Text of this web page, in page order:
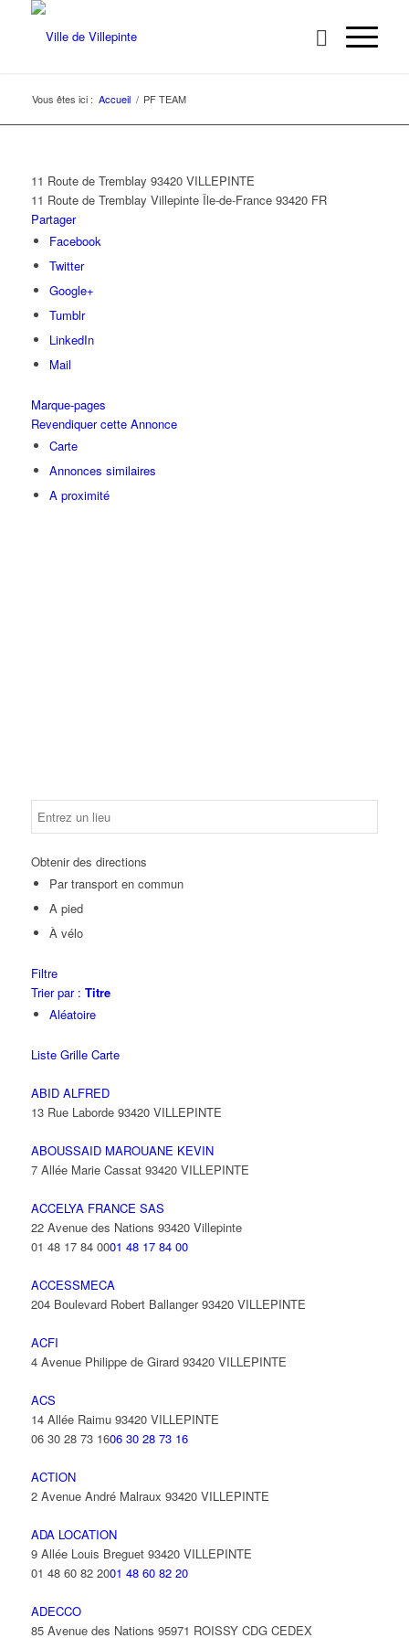
Vous êtes ici : Accueil / PF TEAM
11 Route de Tremblay 93420 VILLEPINTE
11 Route de Tremblay Villepinte Île-de-France 93420 FR
Partager
Facebook
Twitter
Google+
Tumblr
LinkedIn
Mail
Marque-pages
Revendiquer cette Annonce
Carte
Annonces similaires
A proximité
Obtenir des directions
Par transport en commun
A pied
À vélo
Filtre
Trier par : Titre
Aléatoire
Liste Grille Carte
ABID ALFRED
13 Rue Laborde 93420 VILLEPINTE
ABOUSSAID MAROUANE KEVIN
7 Allée Marie Cassat 93420 VILLEPINTE
ACCELYA FRANCE SAS
22 Avenue des Nations 93420 Villepinte
01 48 17 84 0001 48 17 84 00
ACCESSMECA
204 Boulevard Robert Ballanger 93420 VILLEPINTE
ACFI
4 Avenue Philippe de Girard 93420 VILLEPINTE
ACS
14 Allée Raimu 93420 VILLEPINTE
06 30 28 73 1606 30 28 73 16
ACTION
2 Avenue André Malraux 93420 VILLEPINTE
ADA LOCATION
9 Allée Louis Breguet 93420 VILLEPINTE
01 48 60 82 2001 48 60 82 20
ADECCO
85 Avenue des Nations 95971 ROISSY CDG CEDEX